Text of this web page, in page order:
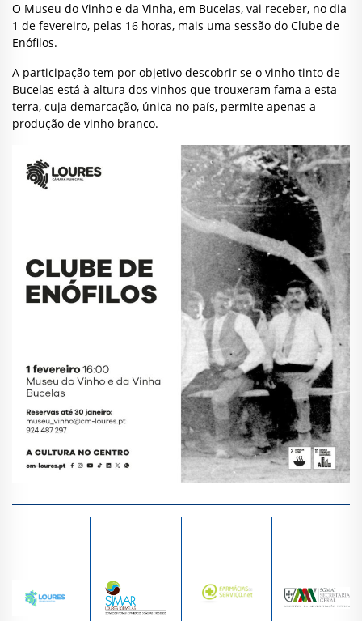
O Museu do Vinho e da Vinha, em Bucelas, vai receber, no dia
1 de fevereiro, pelas 16 horas, mais uma sessão do Clube de
Enófilos.
A participação tem por objetivo descobrir se o vinho tinto de
Bucelas está à altura dos vinhos que trouxeram fama a esta
terra, cuja demarcação, única no país, permite apenas a
produção de vinho branco.